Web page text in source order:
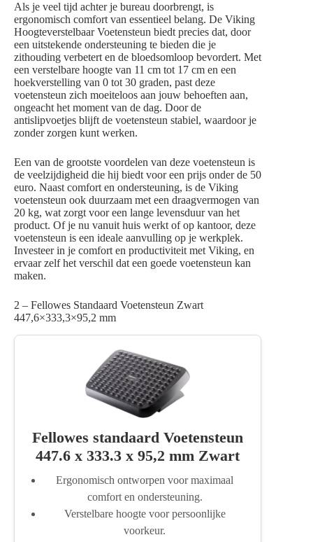
Als je veel tijd achter je bureau doorbrengt, is
ergonomisch comfort van essentieel belang. De Viking
Hoogteverstelbaar Voetensteun biedt precies dat, door
een uitstekende ondersteuning te bieden die je
zithouding verbetert en de bloedsomloop bevordert. Met
een verstelbare hoogte van 11 cm tot 17 cm en een
hoekverstelling van 0 tot 30 graden, past deze
voetensteun zich moeiteloos aan jouw behoeften aan,
ongeacht het moment van de dag. Door de
antislipvoetjes blijft de voetensteun stabiel, waardoor je
zonder zorgen kunt werken.
Een van de grootste voordelen van deze voetensteun is
de veelzijdigheid die hij biedt voor een prijs onder de 50
euro. Naast comfort en ondersteuning, is de Viking
voetensteun ook duurzaam met een draagvermogen van
20 kg, wat zorgt voor een lange levensduur van het
product. Of je nu vanuit huis werkt of op kantoor, deze
voetensteun is een ideale aanvulling op je werkplek.
Investeer in je comfort en productiviteit met Viking, en
ervaar zelf het verschil dat een goede voetensteun kan
maken.
2 – Fellowes Standaard Voetensteun Zwart
447,6×333,3×95,2 mm
Fellowes standaard Voetensteun
447.6 x 333.3 x 95,2 mm Zwart
Ergonomisch ontworpen voor maximaal
comfort en ondersteuning.
Verstelbare hoogte voor persoonlijke
voorkeur.